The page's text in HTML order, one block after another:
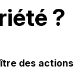
?
des